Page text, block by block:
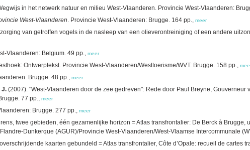
in het netwerk natuur en milieu West-Vlaanderen. Provincie West-Vlaanderen:
West-Vlaanderen. Provincie West-Vlaanderen: Brugge. 164 pp., meer
van getroffen vogels in de nasleep van een olieverontreiniging of een andere
Vlaanderen: Belgium. 49 pp., meer
Ontwerptekst. Provincie West-Vlaanderen/Westtoerisme/WVT: Brugge. 158 pp.,
Brugge. 48 pp., meer
J. (2007). "West-Vlaanderen door de zee gedreven": Rede door Paul Breyne, Gouverneur
77 pp., meer
Brugge. 277 pp., meer
twee gebieden, één gezamenlijke horizon = Atlas transfrontalier: De Berck à Brugge,
Dunkerque (AGUR)/Provincie West-Vlaanderen/West-Vlaamse Intercommunale
kaarten gebundeld = Atlas transfrontalier, Côte d’Opale: recueil de cartes